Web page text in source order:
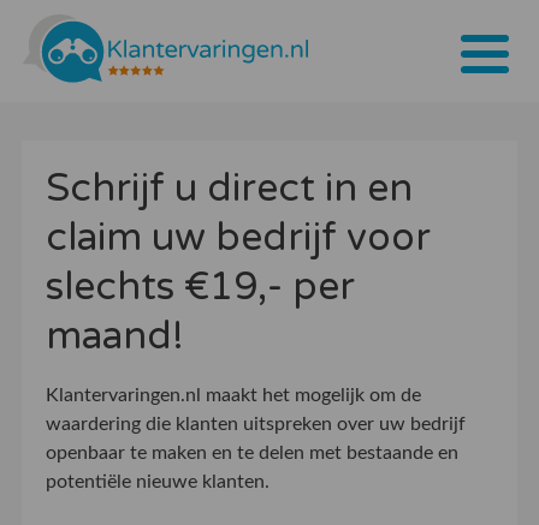
Tarieven
Bedrijven
Over ons
Blogs
Contact
Bedrijf aanmelden
Schrijf u direct in en
claim uw bedrijf voor
slechts €19,- per
maand!
Klantervaringen.nl maakt het mogelijk om de
waardering die klanten uitspreken over uw bedrijf
openbaar te maken en te delen met bestaande en
potentiële nieuwe klanten.